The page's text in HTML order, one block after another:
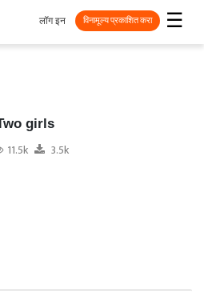
☰
लॉग इन विनामूल्य प्रकाशित करा
girls
11.5k 3.5k